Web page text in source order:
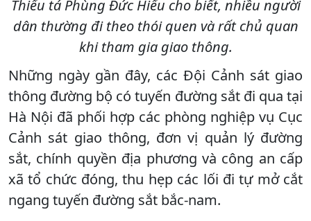
Thiếu tá Phùng Đức Hiếu cho biết, nhiều người
dân thường đi theo thói quen và rất chủ quan
khi tham gia giao thông.
Những ngày gần đây, các Đội Cảnh sát giao
thông đường bộ có tuyến đường sắt đi qua tại
Hà Nội đã phối hợp các phòng nghiệp vụ Cục
Cảnh sát giao thông, đơn vị quản lý đường
sắt, chính quyền địa phương và công an cấp
xã tổ chức đóng, thu hẹp các lối đi tự mở cắt
ngang tuyến đường sắt bắc-nam.